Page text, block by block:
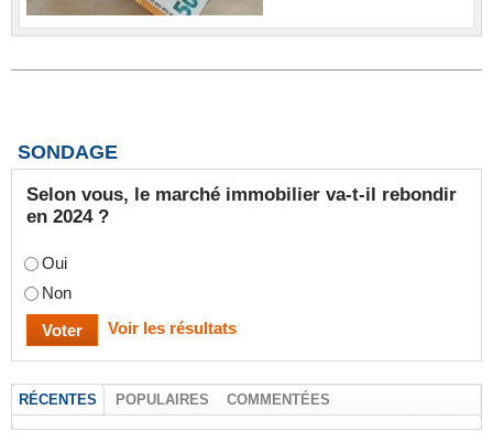
SONDAGE
Selon vous, le marché immobilier va-t-il rebondir
en 2024 ?
Oui
Non
Voir les résultats
RÉCENTES POPULAIRES COMMENTÉES